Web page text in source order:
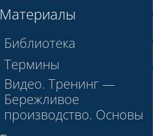
Материалы
Библиотека
Термины
Видео. Тренинг —
Бережливое
производство. Основы